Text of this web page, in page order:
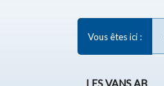
Vous êtes ici :
LES VANS AB